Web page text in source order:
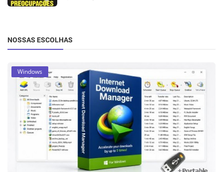
NOSSAS ESCOLHAS
Windows